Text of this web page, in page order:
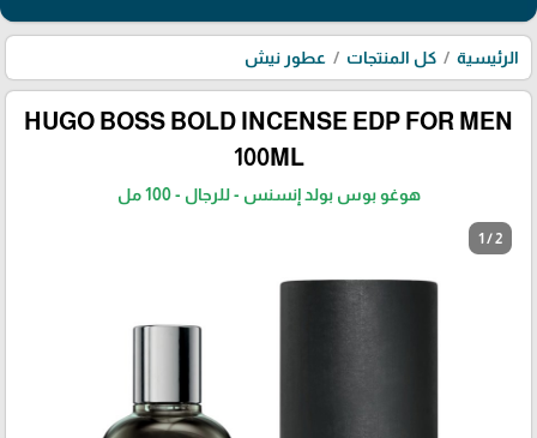
الرئيسية كل المنتجات عطور نيش
HUGO BOSS BOLD INCENSE EDP FOR MEN
100ML
هوغو بوس بولد إنسنس - للرجال - 100 مل
1 / 2